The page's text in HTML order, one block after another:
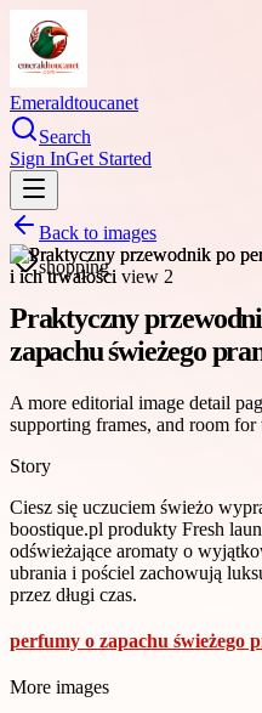
Emeraldtoucanet
Search
Sign InGet Started
Back to images
shopping
Praktyczny
zapachu świeżego
A more editorial image detail
supporting frames, and room for
Story
Ciesz się uczuciem świeżo
boostique.pl produkty Fresh
odświeżające aromaty o
ubrania i pościel zachowują
przez długi czas.
perfumy o zapachu świeżego
More images